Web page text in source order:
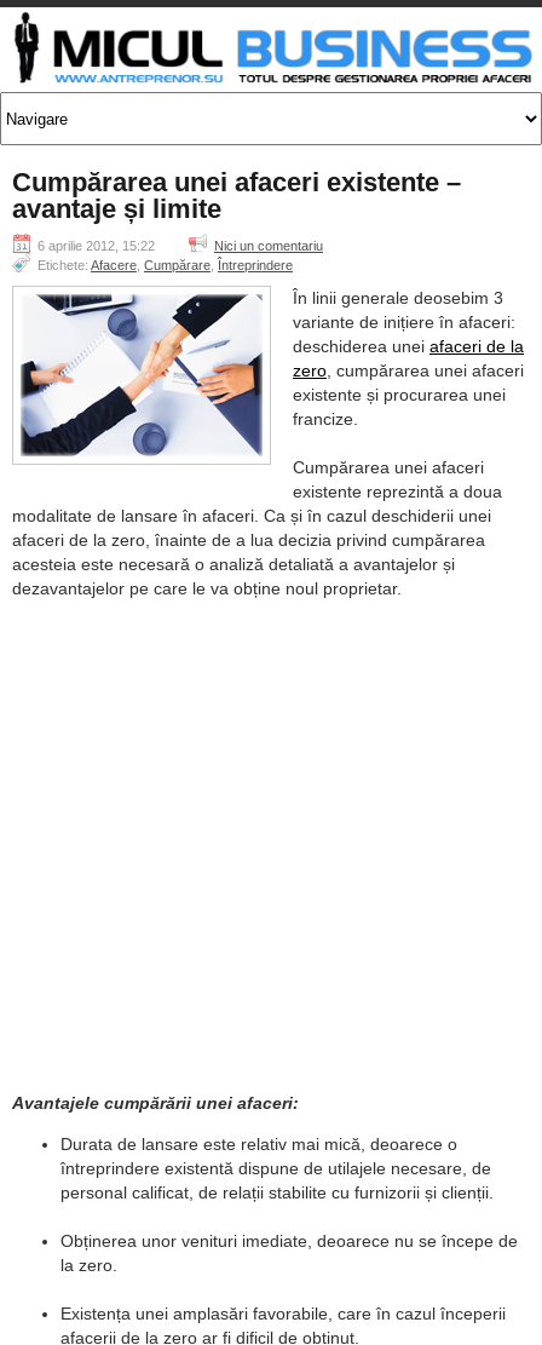
Cumpărarea unei afaceri existente –
avantaje și limite
6 aprilie 2012, 15:22
Nici un comentariu
Etichete: Afacere Cumpărare Întreprindere
În linii generale deosebim 3
variante de inițiere în afaceri:
deschiderea unei afaceri de la
zero, cumpărarea unei afaceri
existente și procurarea unei
francize.
Cumpărarea unei afaceri
existente reprezintă a doua
modalitate de lansare în afaceri. Ca și în cazul deschiderii unei
afaceri de la zero, înainte de a lua decizia privind cumpărarea
acesteia este necesară o analiză detaliată a avantajelor și
dezavantajelor pe care le va obține noul proprietar.
Avantajele cumpărării unei afaceri:
Durata de lansare este relativ mai mică, deoarece o
întreprindere existentă dispune de utilajele necesare, de
personal calificat, de relații stabilite cu furnizorii și clienții.
Obținerea unor venituri imediate, deoarece nu se începe de
la zero.
Existența unei amplasări favorabile, care în cazul începerii
afacerii de la zero ar fi dificil de obținut.